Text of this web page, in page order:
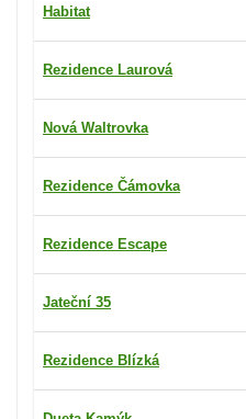
Habitat
Rezidence Laurová
Nová Waltrovka
Rezidence Čámovka
Rezidence Escape
Jateční 35
Rezidence Blízká